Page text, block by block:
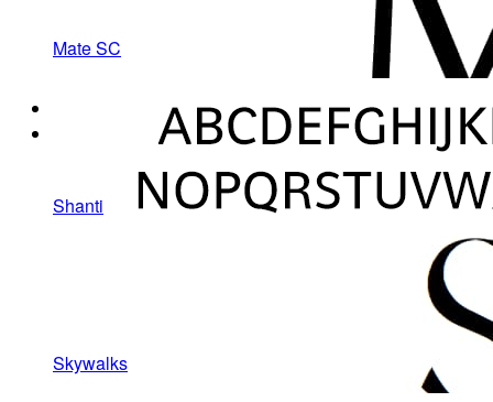
Mate SC
Shanti
Skywalks